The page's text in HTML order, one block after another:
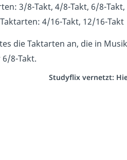
3/8-Takt, 4/8-Takt, 6/8-
4/16-Takt, 12/16-Takt
die Taktarten an, die in
8-Takt.
Studyflix vernetzt: